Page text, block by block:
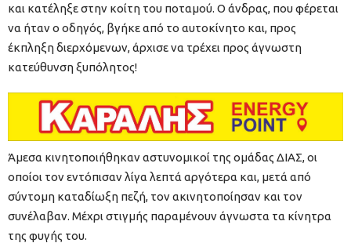
και κατέληξε στην κοίτη του ποταμού. Ο άνδρας, που φέρεται
να ήταν ο οδηγός, βγήκε από το αυτοκίνητο και, προς
έκπληξη διερχόμενων, άρχισε να τρέχει προς άγνωστη
κατεύθυνση ξυπόλητος!
Άμεσα κινητοποιήθηκαν αστυνομικοί της ομάδας ΔΙΑΣ, οι
οποίοι τον εντόπισαν λίγα λεπτά αργότερα και, μετά από
σύντομη καταδίωξη πεζή, τον ακινητοποίησαν και τον
συνέλαβαν. Μέχρι στιγμής παραμένουν άγνωστα τα κίνητρα
της φυγής του.